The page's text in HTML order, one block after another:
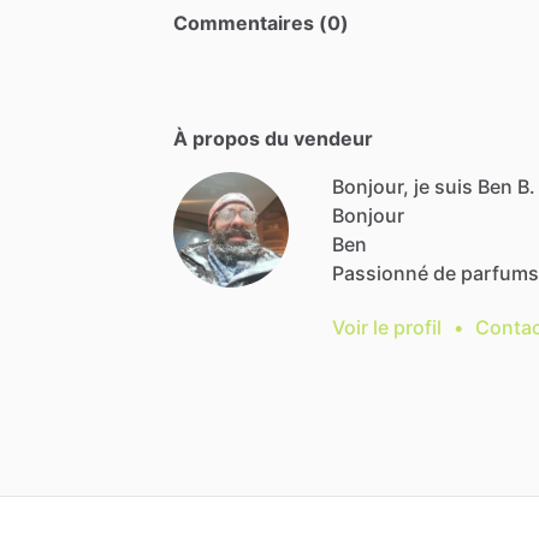
Commentaires (0)
À propos du vendeur
Bonjour, je suis Ben B.
Bonjour
Ben
Passionné de parfums
Voir le profil •